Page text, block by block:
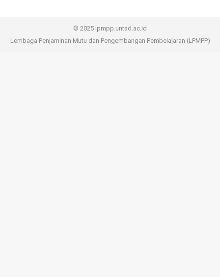
© 2025 lpmpp.untad.ac.id
Lembaga Penjaminan Mutu dan Pengembangan Pembelajaran (LPMPP)